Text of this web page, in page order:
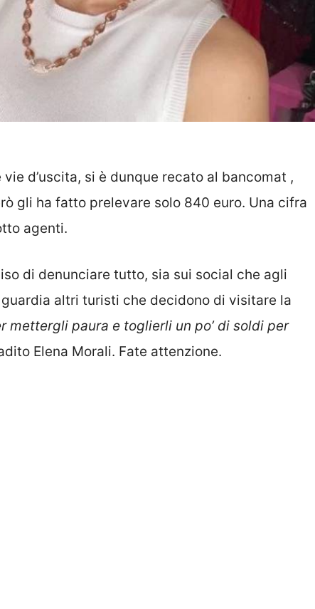
d’uscita, si è dunque recato al bancomat ,
gli ha fatto prelevare solo 840 euro. Una cifra
agenti.
di denunciare tutto, sia sui social che agli
altri turisti che decidono di visitare la
mettergli paura e toglierli un po’ di soldi per
Elena Morali. Fate attenzione.